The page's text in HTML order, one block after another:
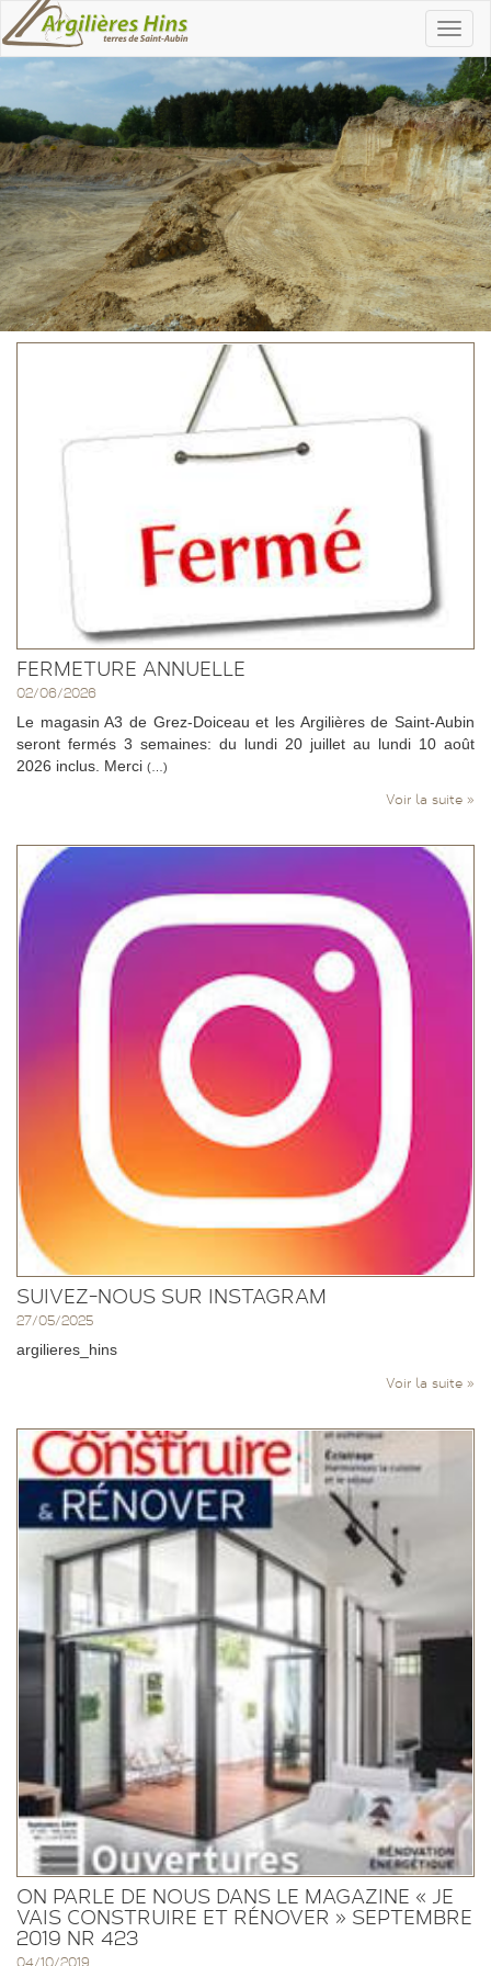
FERMETURE ANNUELLE
02/06/2026
Le magasin A3 de Grez-Doiceau et les Argilières de Saint-Aubin
seront fermés 3 semaines: du lundi 20 juillet au lundi 10 août
2026 inclus. Merci (…)
Voir la suite »
SUIVEZ-NOUS SUR INSTAGRAM
27/05/2025
argilieres_hins
Voir la suite »
ON PARLE DE NOUS DANS LE MAGAZINE « JE
VAIS CONSTRUIRE ET RÉNOVER » SEPTEMBRE
2019 NR 423
04/10/2019